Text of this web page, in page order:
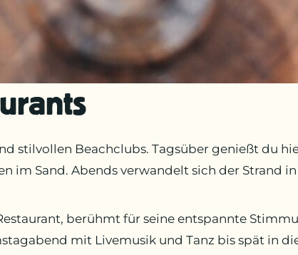
stilvollen Beachclubs. Tagsüber genießt du
im Sand. Abends verwandelt sich der Strand
berühmt für seine entspannte
mit Livemusik und Tanz bis spät in